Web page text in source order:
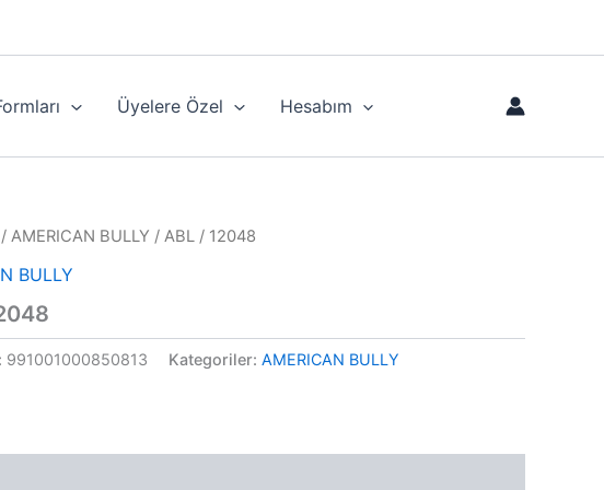
Üyelere Özel Hesabım
/ AMERICAN BULLY / ABL / 12048
BULLY
991001000850813 Kategoriler: AMERICAN BULLY